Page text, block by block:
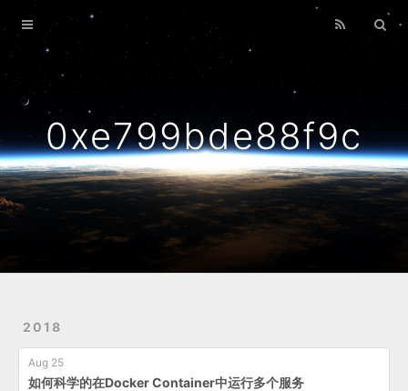
0xe799bde88f9c
2018
Aug 25
如何科学的在Docker Container中运行多个服务
Home